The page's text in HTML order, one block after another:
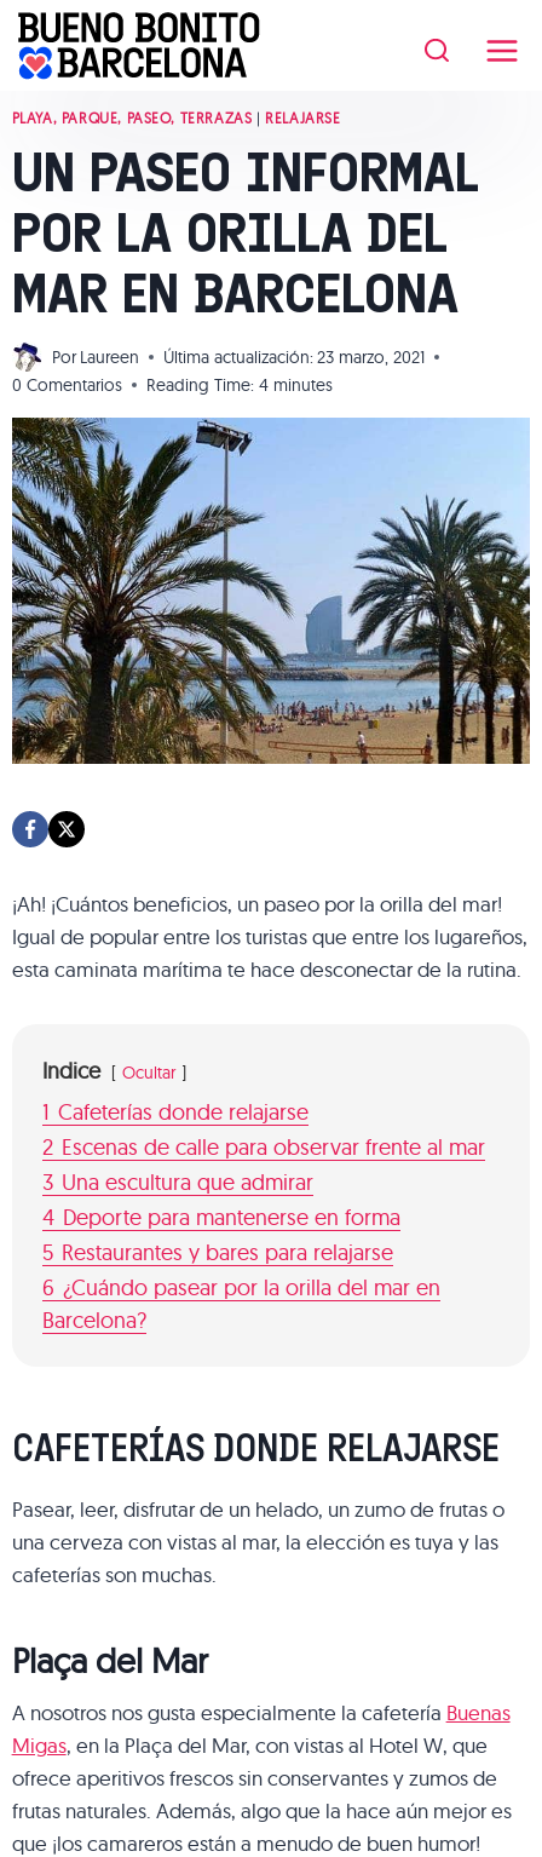
Saltar
contenido
PLAYA, PARQUE, PASEO, TERRAZAS | RELAJARSE
UN PASEO INFORMAL
POR LA ORILLA DEL
MAR EN BARCELONA
Por Laureen Última actualización: 23 marzo, 2021
0 Comentarios
Reading Time: 4 minutes
¡Ah! ¡Cuántos beneficios, un paseo por la orilla del mar!
Igual de popular entre los turistas que entre los lugareños,
esta caminata marítima te hace desconectar de la rutina.
Indice Ocultar
1 Cafeterías donde relajarse
2 Escenas de calle para observar frente al mar
3 Una escultura que admirar
4 Deporte para mantenerse en forma
5 Restaurantes y bares para relajarse
6 ¿Cuándo pasear por la orilla del mar en
Barcelona?
CAFETERÍAS DONDE RELAJARSE
Pasear, leer, disfrutar de un helado, un zumo de frutas o
una cerveza con vistas al mar, la elección es tuya y las
cafeterías son muchas.
Plaça del Mar
A nosotros nos gusta especialmente la cafetería Buenas
Migas, en la Plaça del Mar, con vistas al Hotel W, que
ofrece aperitivos frescos sin conservantes y zumos de
frutas naturales. Además, algo que la hace aún mejor es
que ¡los camareros están a menudo de buen humor!